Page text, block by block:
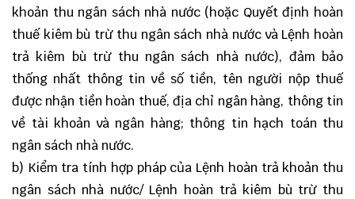
khoản thu ngân sách nhà nước (hoặc Quyết định hoàn
thuế kiêm bù trừ thu ngân sách nhà nước và Lệnh hoàn
trả kiêm bù trừ thu ngân sách nhà nước), đảm bảo
thống nhất thông tin về số tiền, tên người nộp thuế
được nhận tiền hoàn thuế, địa chỉ ngân hàng, thông tin
về tài khoản và ngân hàng; thông tin hạch toán thu
ngân sách nhà nước.
b) Kiểm tra tính hợp pháp của Lệnh hoàn trả khoản thu
ngân sách nhà nước/ Lệnh hoàn trả kiêm bù trừ thu